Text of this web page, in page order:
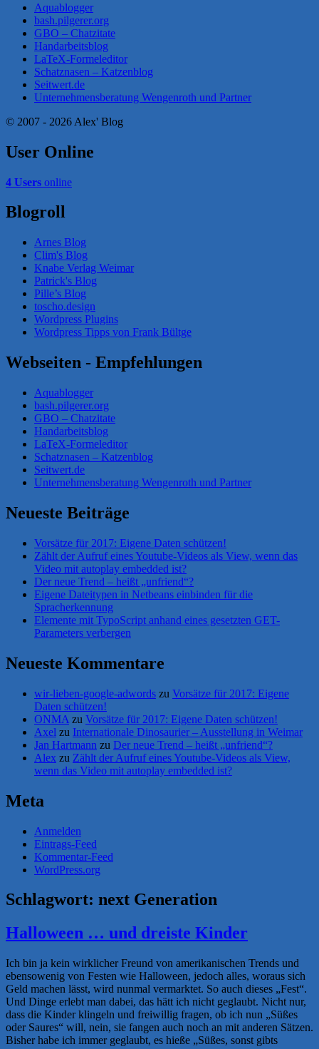
Aquablogger
bash.pilgerer.org
GBO – Chatzitate
Handarbeitsblog
LaTeX-Formeleditor
Schatznasen – Katzenblog
Seitwert.de
Unternehmensberatung Wengenroth und Partner
© 2007 - 2026 Alex' Blog
User Online
4 Users online
Blogroll
Arnes Blog
Clim's Blog
Knabe Verlag Weimar
Patrick's Blog
Pille’s Blog
toscho.design
Wordpress Plugins
Wordpress Tipps von Frank Bültge
Webseiten - Empfehlungen
Aquablogger
bash.pilgerer.org
GBO – Chatzitate
Handarbeitsblog
LaTeX-Formeleditor
Schatznasen – Katzenblog
Seitwert.de
Unternehmensberatung Wengenroth und Partner
Neueste Beiträge
Vorsätze für 2017: Eigene Daten schützen!
Zählt der Aufruf eines Youtube-Videos als View, wenn das
Video mit autoplay embedded ist?
Der neue Trend – heißt „unfriend“?
Eigene Dateitypen in Netbeans einbinden für die
Spracherkennung
Elemente mit TypoScript anhand eines gesetzten GET-
Parameters verbergen
Neueste Kommentare
wir-lieben-google-adwords zu Vorsätze für 2017: Eigene
Daten schützen!
ONMA zu Vorsätze für 2017: Eigene Daten schützen!
Axel zu Internationale Dinosaurier – Ausstellung in Weimar
Jan Hartmann zu Der neue Trend – heißt „unfriend“?
Alex zu Zählt der Aufruf eines Youtube-Videos als View,
wenn das Video mit autoplay embedded ist?
Meta
Anmelden
Eintrags-Feed
Kommentar-Feed
WordPress.org
Schlagwort: next Generation
Halloween … und dreiste Kinder
Ich bin ja kein wirklicher Freund von amerikanischen Trends und
ebensowenig von Festen wie Halloween, jedoch alles, woraus sich
Geld machen lässt, wird nunmal vermarktet. So auch dieses „Fest“.
Und Dinge erlebt man dabei, das hätt ich nicht geglaubt. Nicht nur,
dass die Kinder klingeln und freiwillig fragen, ob ich nun „Süßes
oder Saures“ will, nein, sie fangen auch noch an mit anderen Sätzen.
Bisher habe ich immer geglaubt, es hieße „Süßes, sonst gibts